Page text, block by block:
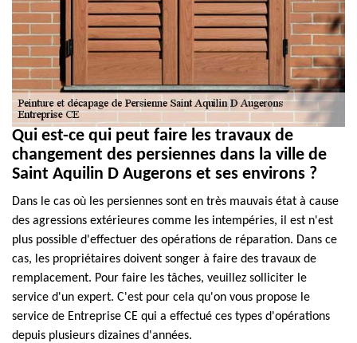
Qui est-ce qui peut faire les travaux de
changement des persiennes dans la ville de
Saint Aquilin D Augerons et ses environs ?
Dans le cas où les persiennes sont en très mauvais état à cause
des agressions extérieures comme les intempéries, il est n'est
plus possible d'effectuer des opérations de réparation. Dans ce
cas, les propriétaires doivent songer à faire des travaux de
remplacement. Pour faire les tâches, veuillez solliciter le
service d'un expert. C'est pour cela qu'on vous propose le
service de Entreprise CE qui a effectué ces types d'opérations
depuis plusieurs dizaines d'années.